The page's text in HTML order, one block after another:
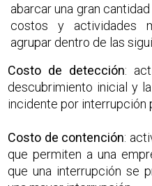
abarcar una gran
costos y actividades
agrupar dentro de las
Costo de detección:
descubrimiento inicial y
incidente por interrupción
Costo de contención:
que permiten a una
que una interrupción se